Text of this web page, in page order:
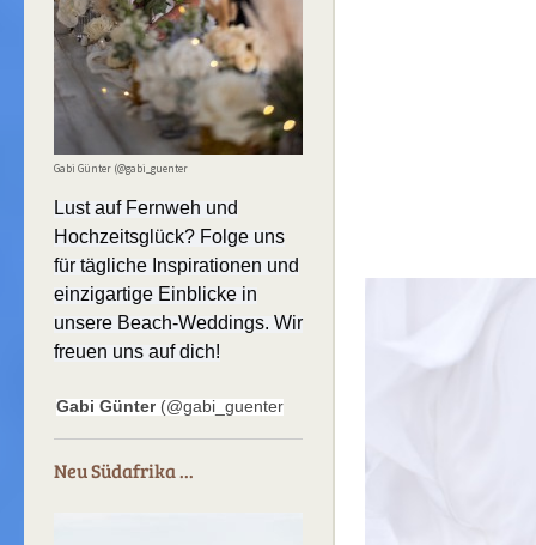
Gabi Günter (@gabi_guenter
Lust auf Fernweh und
Hochzeitsglück? Folge uns
für tägliche Inspirationen und
einzigartige Einblicke in
unsere Beach-Weddings. Wir
freuen uns auf dich!
Gabi Günter (@gabi_guenter
Neu Südafrika ...